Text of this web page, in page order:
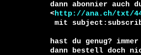
dann abonnier auch
<http://ana.ch/txt/
hast du genug?
dann bestell doch